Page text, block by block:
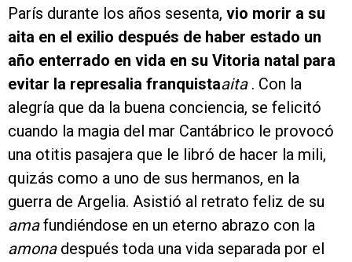
París durante los años sesenta, vio morir a su
aita en el exilio después de haber estado un
año enterrado en vida en su Vitoria natal para
evitar la represalia franquistaaita . Con la
alegría que da la buena conciencia, se felicitó
cuando la magia del mar Cantábrico le provocó
una otitis pasajera que le libró de hacer la mili,
quizás como a uno de sus hermanos, en la
guerra de Argelia. Asistió al retrato feliz de su
amafundiéndose en un eterno abrazo con la
amona después toda una vida separada por el